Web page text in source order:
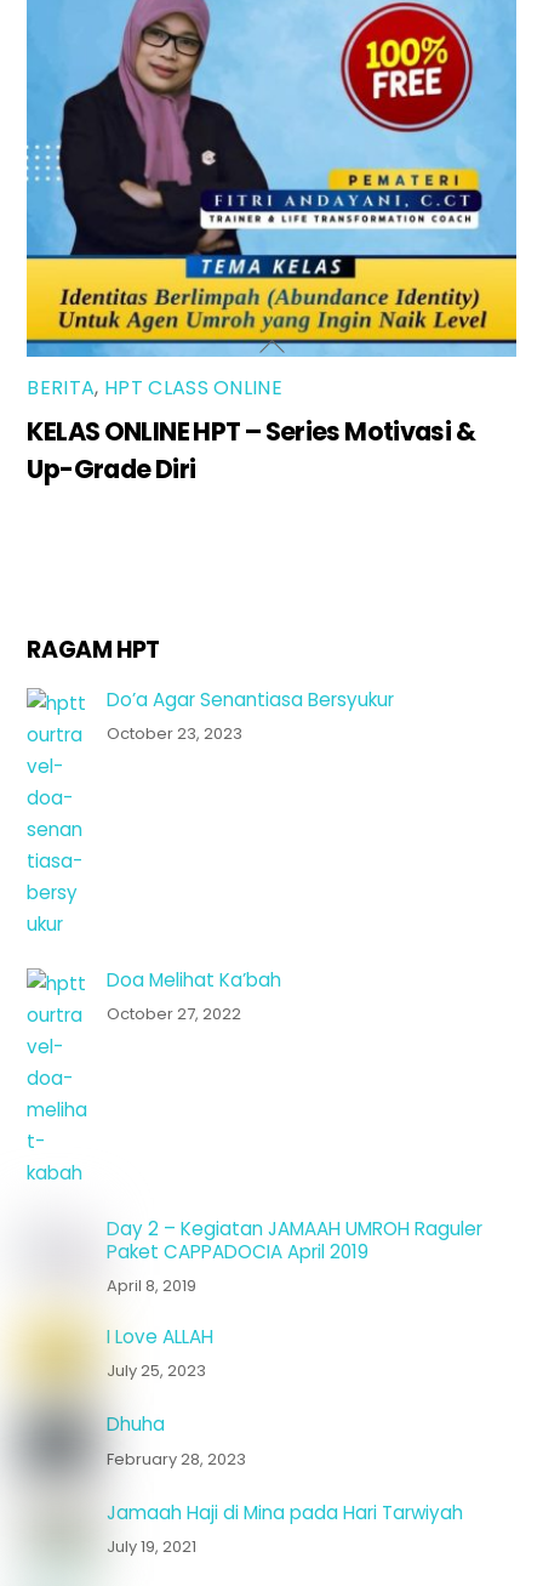
BERITA, HPT CLASS ONLINE
KELAS ONLINE HPT – Series Motivasi &
Up-Grade Diri
RAGAM HPT
Do’a Agar Senantiasa Bersyukur
October 23, 2023
Doa Melihat Ka’bah
October 27, 2022
Day 2 – Kegiatan JAMAAH UMROH Raguler
Paket CAPPADOCIA April 2019
April 8, 2019
I Love ALLAH
July 25, 2023
Dhuha
February 28, 2023
Jamaah Haji di Mina pada Hari Tarwiyah
July 19, 2021